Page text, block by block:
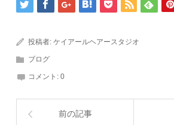
投稿者:ケイアールヘアースタジオ
ブログ
コメント:0
前の記事